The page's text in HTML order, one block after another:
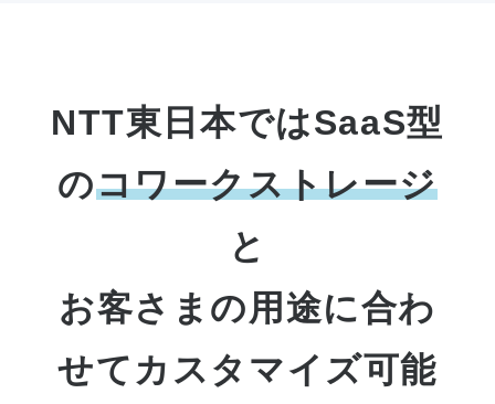
NTT東日本ではSaaS型
のコワークストレージ
と
お客さまの用途に合わ
せてカスタマイズ可能